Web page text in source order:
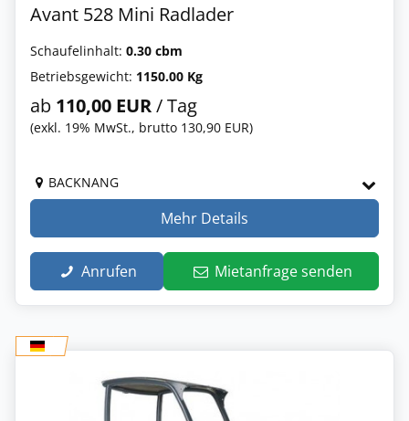
Avant 528 Mini Radlader
Schaufelinhalt: 0.30 cbm
Betriebsgewicht: 1150.00 Kg
ab 110,00 EUR/ Tag
(exkl. 19% MwSt., brutto 130,90 EUR)
BACKNANG
Mehr Details
Anrufen Mietanfrage senden